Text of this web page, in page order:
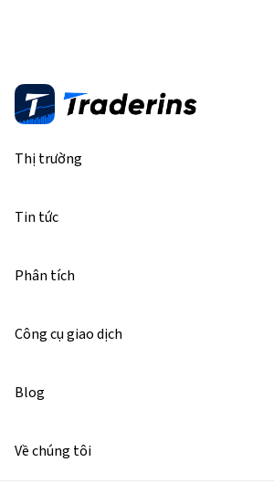
Thị trường
Tin tức
Phân tích
Công cụ giao dịch
Blog
Về chúng tôi